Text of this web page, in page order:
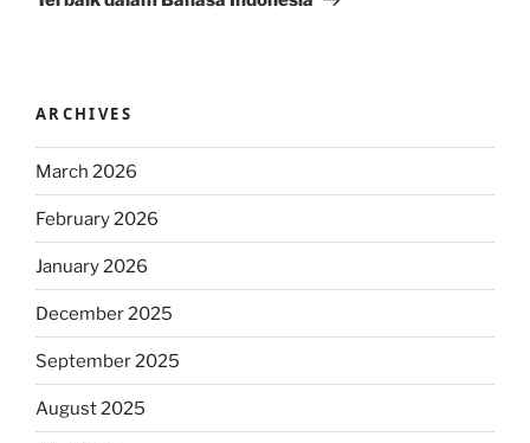
ARCHIVES
March 2026
February 2026
January 2026
December 2025
September 2025
August 2025